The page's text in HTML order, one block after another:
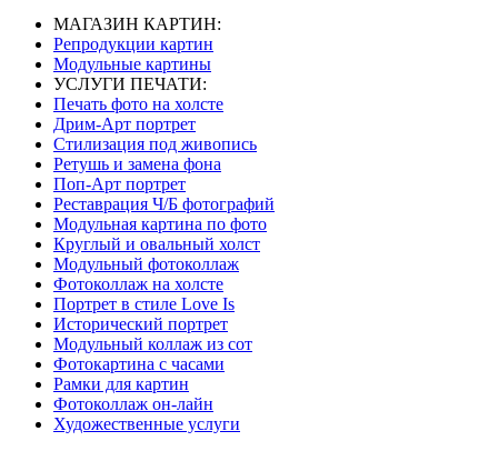
МАГАЗИН КАРТИН:
Репродукции картин
Модульные картины
УСЛУГИ ПЕЧАТИ:
Печать фото на холсте
Дрим-Арт портрет
Стилизация под живопись
Ретушь и замена фона
Поп-Арт портрет
Реставрация Ч/Б фотографий
Модульная картина по фото
Круглый и овальный холст
Модульный фотоколлаж
Фотоколлаж на холсте
Портрет в стиле Love Is
Исторический портрет
Модульный коллаж из сот
Фотокартина с часами
Рамки для картин
Фотоколлаж он-лайн
Художественные услуги